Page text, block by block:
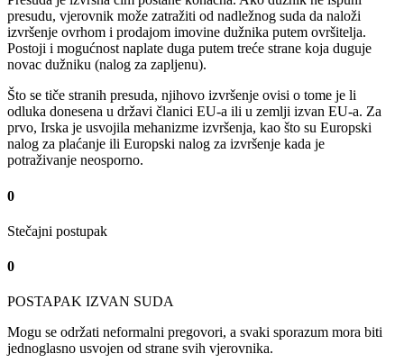
presudu, vjerovnik može zatražiti od nadležnog suda da naloži
izvršenje ovrhom i prodajom imovine dužnika putem ovršitelja.
Postoji i mogućnost naplate duga putem treće strane koja duguje
novac dužniku (nalog za zapljenu).
Što se tiče stranih presuda, njihovo izvršenje ovisi o tome je li
odluka donesena u državi članici EU-a ili u zemlji izvan EU-a. Za
prvo, Irska je usvojila mehanizme izvršenja, kao što su Europski
nalog za plaćanje ili Europski nalog za izvršenje kada je
potraživanje neosporno.
0
Stečajni postupak
0
POSTAPAK IZVAN SUDA
Mogu se održati neformalni pregovori, a svaki sporazum mora biti
jednoglasno usvojen od strane svih vjerovnika.